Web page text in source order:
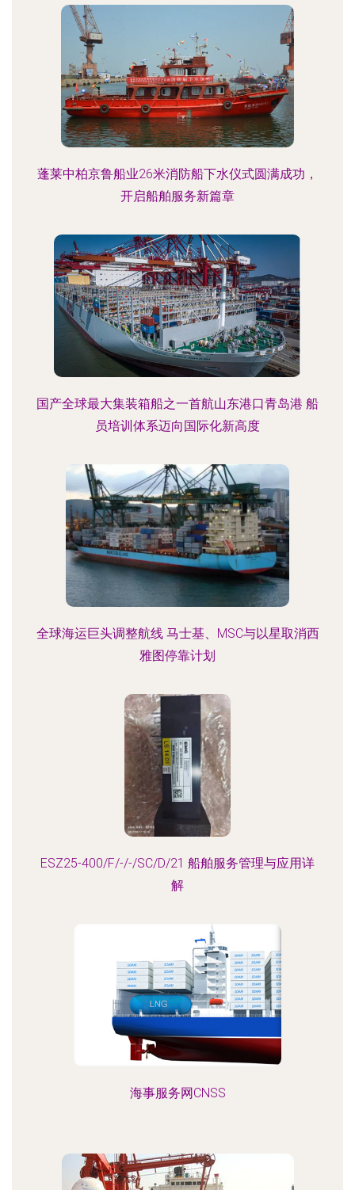
蓬莱中柏京鲁船业26米消防船下水仪式圆满成功，
开启船舶服务新篇章
国产全球最大集装箱船之一首航山东港口青岛港 船
员培训体系迈向国际化新高度
全球海运巨头调整航线 马士基、MSC与以星取消西
雅图停靠计划
ESZ25-400/F/-/-/SC/D/21 船舶服务管理与应用详
解
海事服务网CNSS